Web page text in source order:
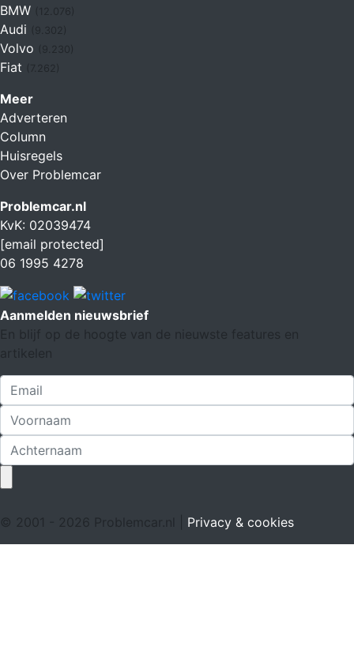
BMW (12.076)
Audi
Volvo
Fiat (7.262)
Meer
Adverteren
Column
Huisregels
Over Problemcar
Problemcar.nl
KvK: 02039474
[email protected]
06 1995 4278
Aanmelden nieuwsbrief
En blijf op de hoogte van de nieuwste features en
artikelen
© 2001 - 2026 Problemcar.nl | Privacy & cookies